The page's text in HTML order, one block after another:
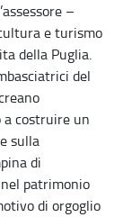
–
e turismo
della Puglia.
del
costruire un
sulla
di
patrimonio
di orgoglio